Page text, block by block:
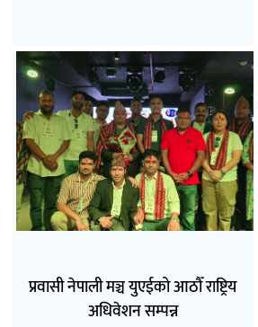
प्रवासी नेपाली मञ्च युएईको आठौँ राष्ट्रिय
अधिवेशन सम्पन्न